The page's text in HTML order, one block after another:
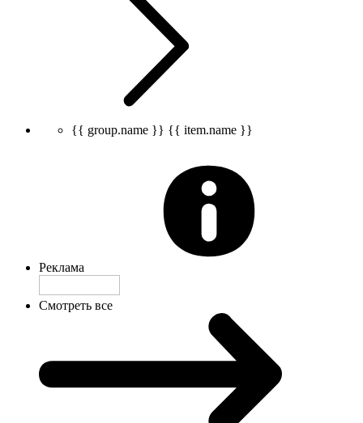
{{ group.name }} {{ item.name }}
Реклама
Смотреть все